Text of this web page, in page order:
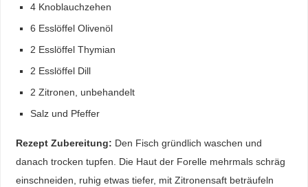
4 Knoblauchzehen
6 Esslöffel Olivenöl
2 Esslöffel Thymian
2 Esslöffel Dill
2 Zitronen, unbehandelt
Salz und Pfeffer
Rezept Zubereitung: Den Fisch gründlich waschen und
danach trocken tupfen. Die Haut der Forelle mehrmals schräg
einschneiden, ruhig etwas tiefer, mit Zitronensaft beträufeln